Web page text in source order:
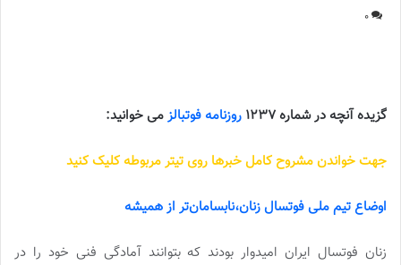
0
گزیده آنچه در شماره 1237 روزنامه فوتبالزمی خوانید:
جهت خواندن مشروح کامل خبرها روی تیتر مربوطه کلیک کنید
اوضاع تیم ملی فوتسال زنان،نابسامان‌تر از همیشه
زنان فوتسال ایران امیدوار بودند که بتوانند آمادگی فنی خود را در